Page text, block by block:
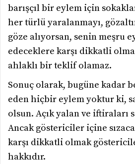
barışçıl bir eylem için
her türlü yaralanmayı,
göze alıyorsan, senin meşru
edeceklere karşı dikkatli
ahlaklı bir teklif olamaz.
Sonuç olarak, bugüne kadar
eden hiçbir eylem yoktur ki,
olsun. Açık yalan ve iftiraları
Ancak göstericiler içine
karşı dikkatli olmak
hakkıdır.